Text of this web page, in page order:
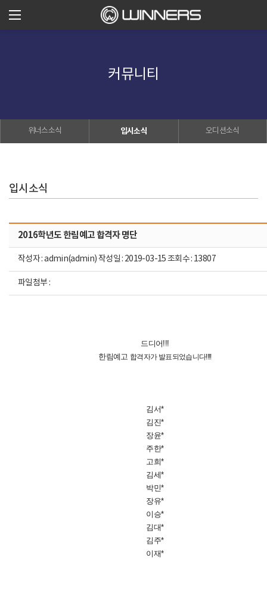
커뮤니티
위너스소식 입시소식 오디션소식
입시소식
2016학년도 한림예고 합격자 명단
작성자 : admin(admin) 작성일 : 2019-03-15 조회수 : 13807
파일첨부 :
드디어!!!
한림예고 합격자가 발표되었습니다!!!!
김서*
김진*
장윤*
주한*
고희*
김세*
박민*
장유*
이승*
김대*
김주*
이재*